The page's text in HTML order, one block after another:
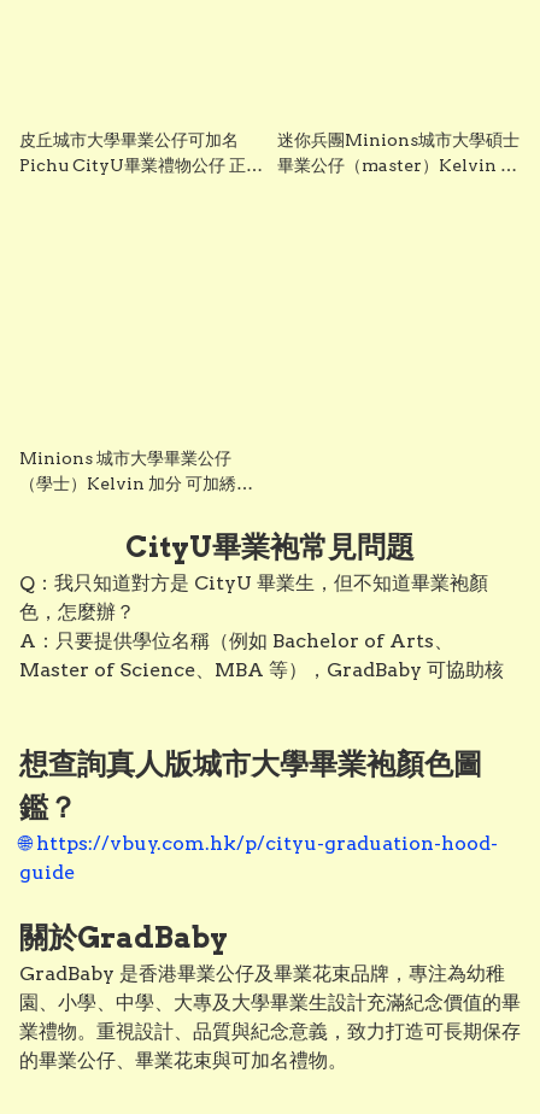
皮丘城市大學畢業公仔可加名
Pichu CityU畢業禮物公仔 正版
迷你兵團Minions城市大學碩士
畢業公仔（master）Kelvin 加
Minions 城市大學畢業公仔
（學士）Kelvin 加分 可加綉名
CityU畢業袍常見問題
Q：我只知道對方是 CityU 畢業生，但不知道畢業袍顏
色，怎麼辦？
A：只要提供學位名稱（例如 Bachelor of Arts、
Master of Science、MBA 等），GradBaby 可協助核
Q：香港哪裡有 CityU 畢業公仔現貨？
A：GradBaby 提供香港本地 CityU 畢業公仔及畢業袍訂
製服務，部分款式設有現貨，急單建議先 WhatsApp 查
詢庫存及最快交貨時間。
Q：畢業禮前兩三天才訂購，還來得及嗎？
距離畢業禮不足一星期，建議盡快 WhatsApp 聯絡查詢
最快交貨方案。
Q：我是家長，不知道子女屬於哪個學院或學位，可以怎樣
選？
A：可直接提供課程名稱、學生證資料或畢業典禮通知書資
料，我們可協助核對對應的 CityU 學位及畢業袍顏色。
想查詢真人版城市大學畢業袍顏色圖
鑑？
🌐 https://vbuy.com.hk/p/cityu-graduation-hood-
guide
關於GradBaby
GradBaby 是香港畢業公仔及畢業花束品牌，專注為幼稚
園、小學、中學、大專及大學畢業生設計充滿紀念價值的畢
業禮物。重視設計、品質與紀念意義，致力打造可長期保存
的畢業公仔、畢業花束與可加名禮物。